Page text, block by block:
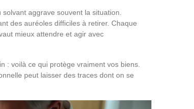
aggrave souvent la situation.
des auréoles difficiles à retirer. Chaque
mieux attendre et agir avec
: voilà ce qui protège vraiment vos biens.
peut laisser des traces dont on se